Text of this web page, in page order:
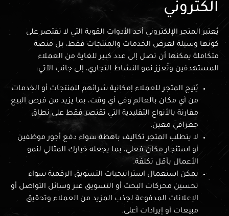
الكتروني
يُعتبر المتجر الإلكتروني أحد الأدوات القوية التي لا تقتصر على
كونها وسيلة لعرض الخدمات والمنتجات فقط، بل منصة
متكاملة يمكنها أن تصل إلى عدد كبير للغاية من العملاء
المستهدفين وتُعزز نمو النشاط التجاري، إلى جانب الآتي:
يُتيح المتجر للعملاء إمكانية شرائهم للمنتجات أو الخدمات
من أي مكان بالعالم وفي أي وقت، بما يزيد من فرص البيع
مقارنة بالأنواع التقليدية التي تقتصر فقط على نطاق
جغرافي معين.
لا يتطلب المتجر تكاليف باهظة سواء دفع أجور موظفين
أو استئجار مكان فعلي، بما يجعله خيارك المثالي لنمو
الأعمال بأقل تكلفة.
يمكن استعمال استراتيجيات التسويق الرقمية سواء
تحسين محركات البحث أو التسويق عبر وسائل التواصل أو
الإعلانات المدفوعة لجذب المزيد من العملاء وتحقيق
مبيعات أو إيرادات أعلى.